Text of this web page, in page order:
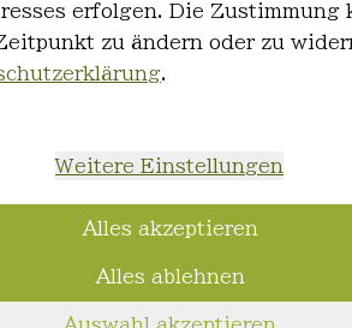
erfolgen. Die Zustimmung
zu ändern oder zu
.
Weitere Einstellungen
Alles akzeptieren
Alles ablehnen